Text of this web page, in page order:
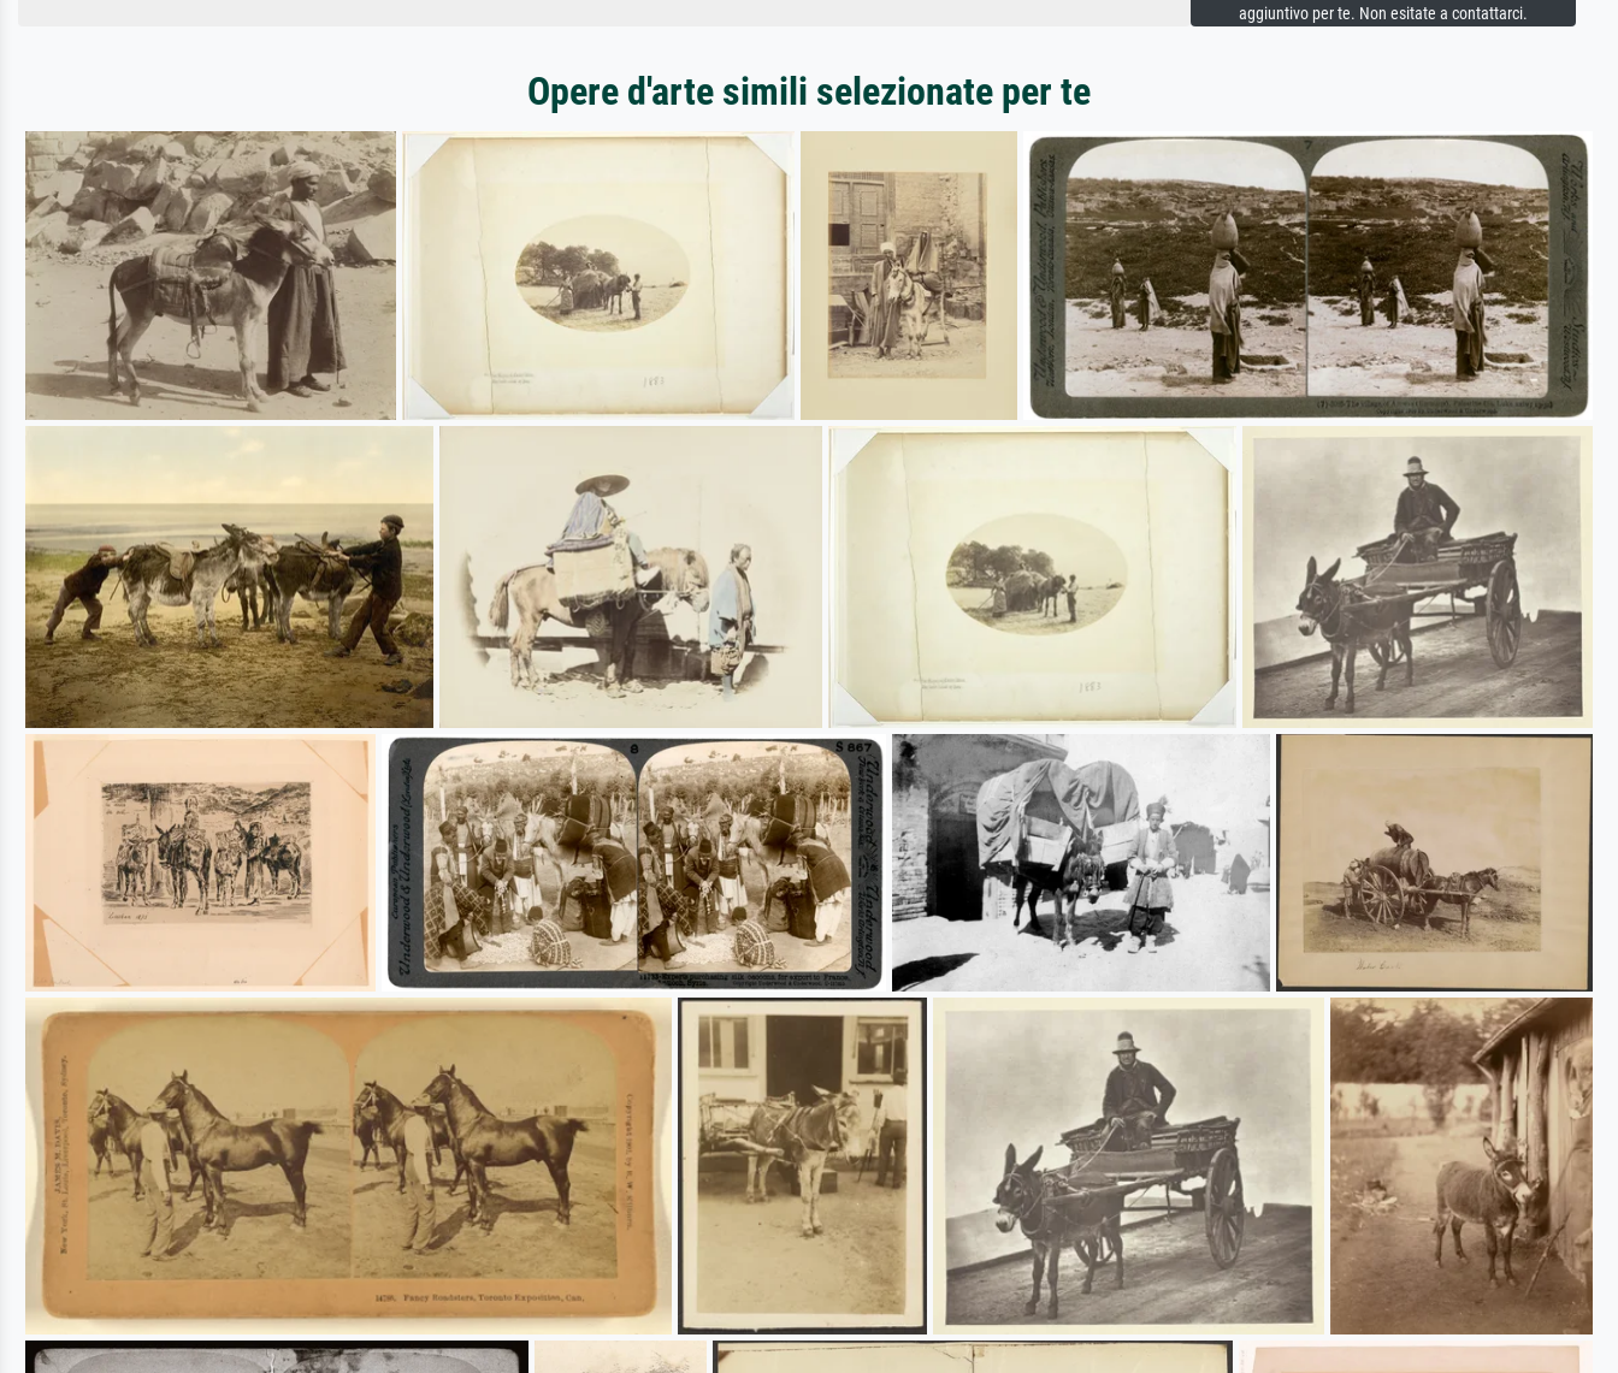
aggiuntivo per te. Non esitate a contattarci.
Opere d'arte simili selezionate per te